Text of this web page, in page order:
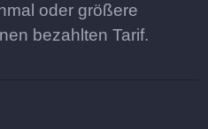
oder größere
bezahlten Tarif.